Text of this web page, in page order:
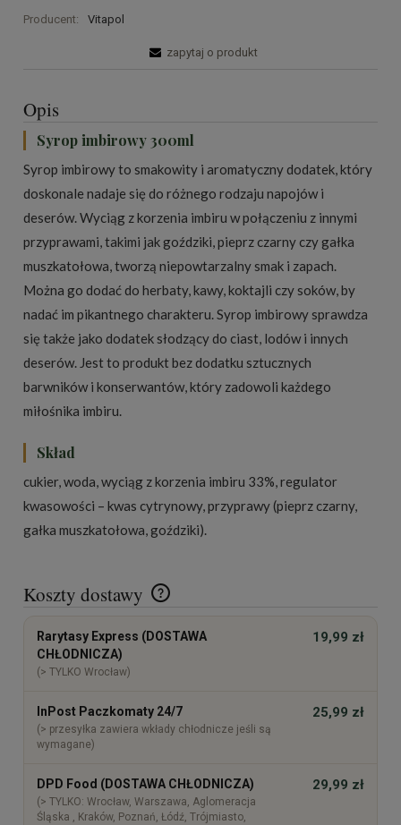
Producent: Vitapol
zapytaj o produkt
Opis
Syrop imbirowy 300ml
Syrop imbirowy to smakowity i aromatyczny dodatek, który
doskonale nadaje się do różnego rodzaju napojów i
deserów. Wyciąg z korzenia imbiru w połączeniu z innymi
przyprawami, takimi jak goździki, pieprz czarny czy gałka
muszkatołowa, tworzą niepowtarzalny smak i zapach.
Można go dodać do herbaty, kawy, koktajli czy soków, by
nadać im pikantnego charakteru. Syrop imbirowy sprawdza
się także jako dodatek słodzący do ciast, lodów i innych
deserów. Jest to produkt bez dodatku sztucznych
barwników i konserwantów, który zadowoli każdego
miłośnika imbiru.
Skład
cukier, woda, wyciąg z korzenia imbiru 33%, regulator
kwasowości – kwas cytrynowy, przyprawy (pieprz czarny,
gałka muszkatołowa, goździki).
Koszty dostawy
Cena nie zawiera ewentualnych kosztów płatności
Rarytasy Express (DOSTAWA
CHŁODNICZA)
(> TYLKO Wrocław)
19,99 zł
InPost Paczkomaty 24/7
(> przesyłka zawiera wkłady chłodnicze jeśli są
wymagane)
25,99 zł
DPD Food (DOSTAWA CHŁODNICZA)
(> TYLKO: Wrocław, Warszawa, Aglomeracja
Śląska , Kraków, Poznań, Łódź, Trójmiasto,
29,99 zł